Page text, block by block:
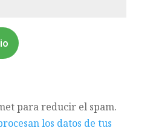
para reducir el spam.
los datos de tus